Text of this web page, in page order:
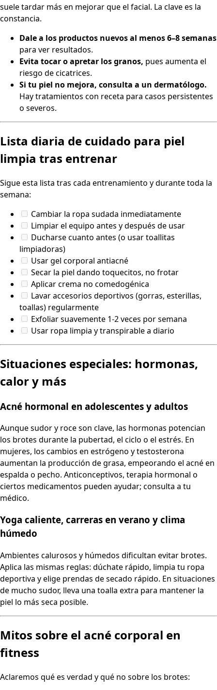
suele tardar más en mejorar que el facial. La clave es la
constancia.
Dale a los productos nuevos al menos 6–8 semanas
para ver resultados.
Evita tocar o apretar los granos, pues aumenta el
riesgo de cicatrices.
Si tu piel no mejora, consulta a un dermatólogo.
Hay tratamientos con receta para casos persistentes
o severos.
Lista diaria de cuidado para piel
limpia tras entrenar
Sigue esta lista tras cada entrenamiento y durante toda la
semana:
Cambiar la ropa sudada inmediatamente
Limpiar el equipo antes y después de usar
Ducharse cuanto antes (o usar toallitas
limpiadoras)
Usar gel corporal antiacné
Secar la piel dando toquecitos, no frotar
Aplicar crema no comedogénica
Lavar accesorios deportivos (gorras, esterillas,
toallas) regularmente
Exfoliar suavemente 1-2 veces por semana
Usar ropa limpia y transpirable a diario
Situaciones especiales: hormonas,
calor y más
Acné hormonal en adolescentes y adultos
Aunque sudor y roce son clave, las hormonas potencian
los brotes durante la pubertad, el ciclo o el estrés. En
mujeres, los cambios en estrógeno y testosterona
aumentan la producción de grasa, empeorando el acné en
espalda o pecho. Anticonceptivos, terapia hormonal o
ciertos medicamentos pueden ayudar; consulta a tu
médico.
Yoga caliente, carreras en verano y clima
húmedo
Ambientes calurosos y húmedos dificultan evitar brotes.
Aplica las mismas reglas: dúchate rápido, limpia tu ropa
deportiva y elige prendas de secado rápido. En situaciones
de mucho sudor, lleva una toalla extra para mantener la
piel lo más seca posible.
Mitos sobre el acné corporal en
fitness
Aclaremos qué es verdad y qué no sobre los brotes: